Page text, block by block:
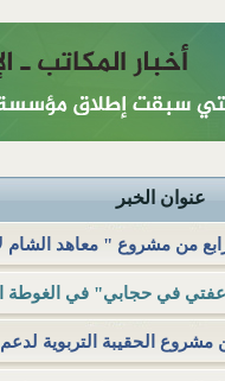
عنوان الخبر
من مشروع " معاهد الشام